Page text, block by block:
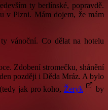
ty berlínské, popravdě.
v Plzni. Mám dojem, že mám
vánoční. Co dělat na hotelu
Zdobení stromečku, shánění
později i Děda Mráz. A bylo
jak pro koho, Žeryk
by